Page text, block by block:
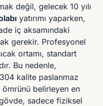
değil, gelecek 10 yılı
yatırımı yaparken,
iç aksamındaki
gerekir. Profesyonel
ortamı, standart
Bu nedenle,
kalite paslanmaz
ömrünü belirleyen en
sadece fiziksel